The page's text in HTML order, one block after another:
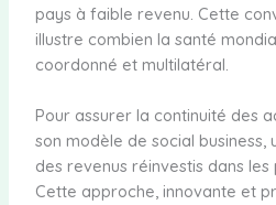
pays à faible revenu. Cette
illustre combien la santé
coordonné et multilatéral.
Pour assurer la continuité des
son modèle de social
des revenus réinvestis dans
Cette approche, innovante et